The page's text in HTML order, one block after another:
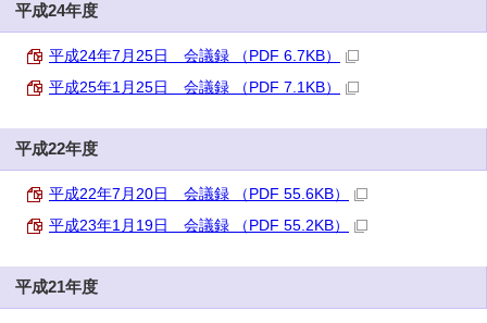
平成24年度
平成24年7月25日 会議録 （PDF 6.7KB）
平成25年1月25日 会議録 （PDF 7.1KB）
平成22年度
平成22年7月20日 会議録 （PDF 55.6KB）
平成23年1月19日 会議録 （PDF 55.2KB）
平成21年度